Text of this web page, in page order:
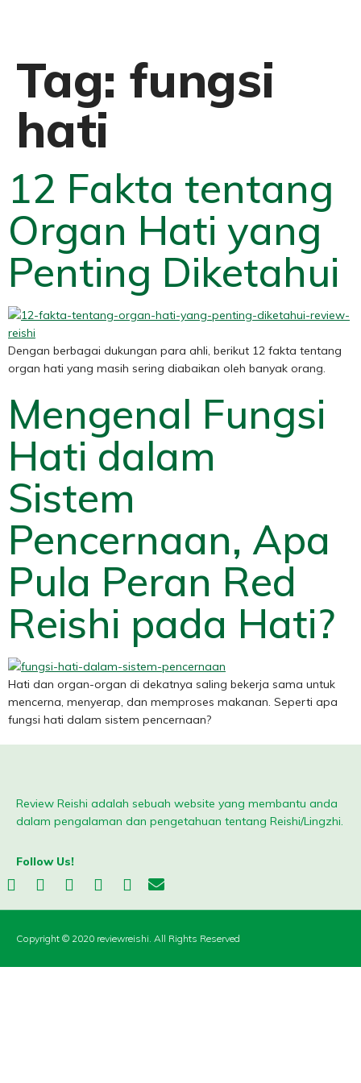
Tag: fungsi
hati
12 Fakta tentang
Organ Hati yang
Penting Diketahui
Dengan berbagai dukungan para ahli, berikut 12 fakta tentang
organ hati yang masih sering diabaikan oleh banyak orang.
Mengenal Fungsi
Hati dalam
Sistem
Pencernaan, Apa
Pula Peran Red
Reishi pada Hati?
Hati dan organ-organ di dekatnya saling bekerja sama untuk
mencerna, menyerap, dan memproses makanan. Seperti apa
fungsi hati dalam sistem pencernaan?
Review Reishi adalah sebuah website yang membantu anda
dalam pengalaman dan pengetahuan tentang Reishi/Lingzhi.
Follow Us!
Copyright © 2020 reviewreishi. All Rights Reserved